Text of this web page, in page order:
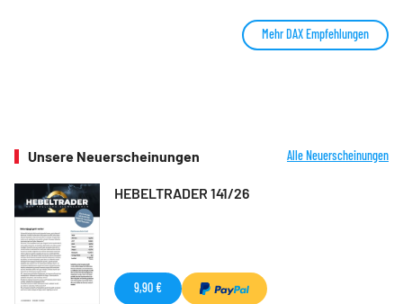
Mehr DAX Empfehlungen
Unsere Neuerscheinungen Alle Neuerscheinungen
HEBELTRADER 141/26
9,90 €